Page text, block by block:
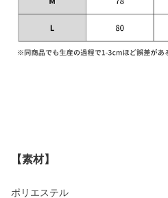
【素材】
ポリエステル